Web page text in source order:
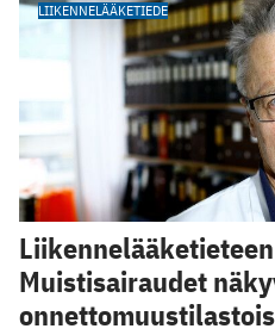
LIIKENNELÄÄKETIEDE
Muistisairaudet